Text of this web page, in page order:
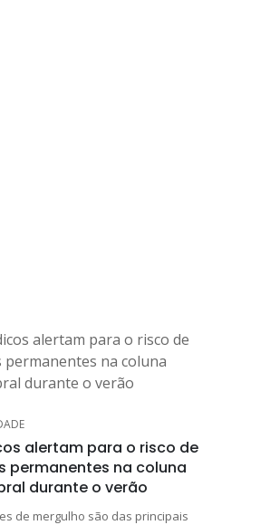
alertam para o risco de
permanentes na coluna
durante o verão
de mergulho são das principais